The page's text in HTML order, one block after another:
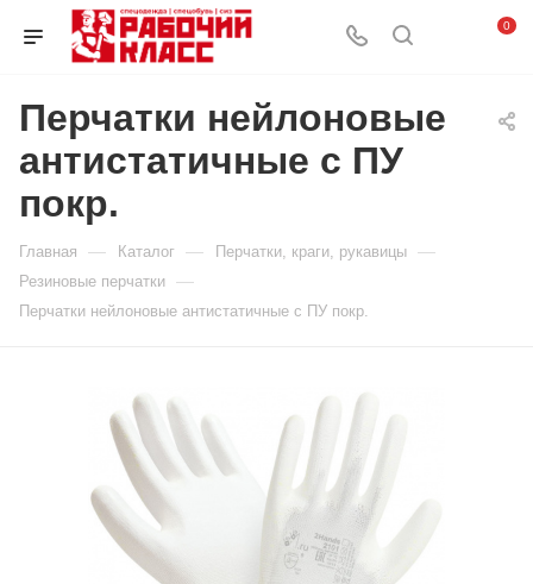
0
Перчатки нейлоновые
антистатичные с ПУ
покр.
Главная — Каталог — Перчатки, краги, рукавицы —
Резиновые перчатки —
Перчатки нейлоновые антистатичные с ПУ покр.